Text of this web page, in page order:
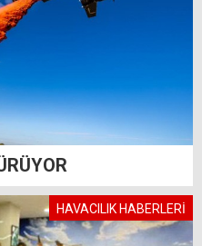
HAVACILIK HABERLERİ